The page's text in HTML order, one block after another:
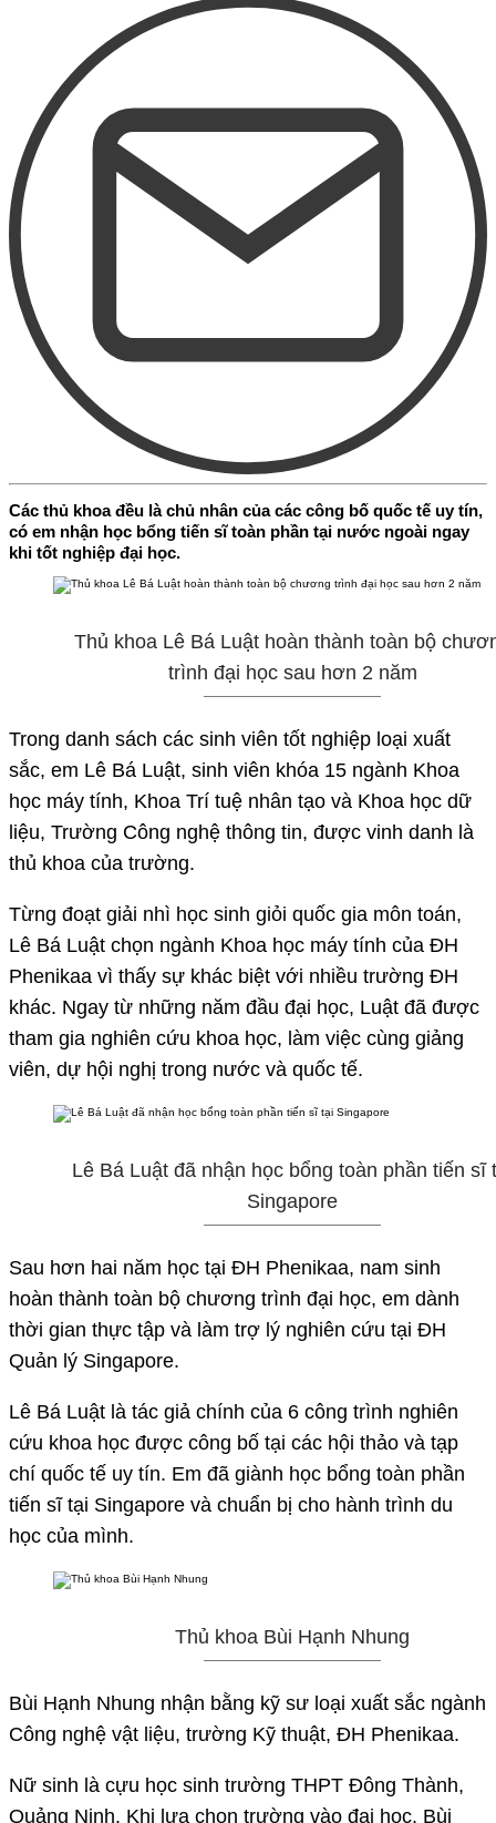
Các thủ khoa đều là chủ nhân của các công bố quốc tế uy tín,
có em nhận học bổng tiến sĩ toàn phần tại nước ngoài ngay
khi tốt nghiệp đại học.
Thủ khoa Lê Bá Luật hoàn thành toàn bộ
trình đại học sau hơn 2 năm
Trong danh sách các sinh viên tốt nghiệp loại xuất
sắc, em Lê Bá Luật, sinh viên khóa 15 ngành Khoa
học máy tính, Khoa Trí tuệ nhân tạo và Khoa học dữ
liệu, Trường Công nghệ thông tin, được vinh danh là
thủ khoa của trường.
Từng đoạt giải nhì học sinh giỏi quốc gia môn toán,
Lê Bá Luật chọn ngành Khoa học máy tính của ĐH
Phenikaa vì thấy sự khác biệt với nhiều trường ĐH
khác. Ngay từ những năm đầu đại học, Luật đã được
tham gia nghiên cứu khoa học, làm việc cùng giảng
viên, dự hội nghị trong nước và quốc tế.
Lê Bá Luật đã nhận học bổng toàn phần tiến sĩ
Singapore
Sau hơn hai năm học tại ĐH Phenikaa, nam sinh
hoàn thành toàn bộ chương trình đại học, em dành
thời gian thực tập và làm trợ lý nghiên cứu tại ĐH
Quản lý Singapore.
Lê Bá Luật là tác giả chính của 6 công trình nghiên
cứu khoa học được công bố tại các hội thảo và tạp
chí quốc tế uy tín. Em đã giành học bổng toàn phần
tiến sĩ tại Singapore và chuẩn bị cho hành trình du
học của mình.
Thủ khoa Bùi Hạnh Nhung
Bùi Hạnh Nhung nhận bằng kỹ sư loại xuất sắc ngành
Công nghệ vật liệu, trường Kỹ thuật, ĐH Phenikaa.
Nữ sinh là cựu học sinh trường THPT Đông Thành,
Quảng Ninh. Khi lựa chọn trường vào đại học, Bùi